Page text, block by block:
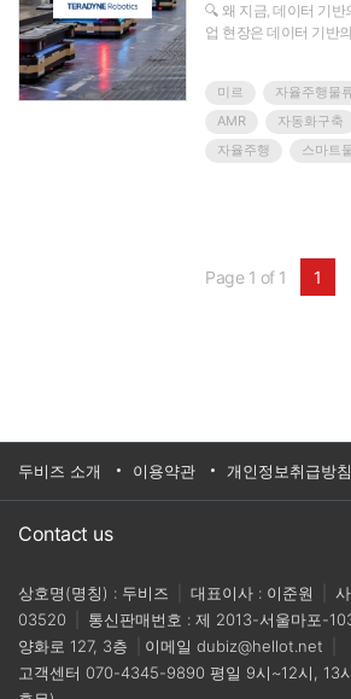
🔍 왜 지금, 데이터 기
업 현장은 데이터 기반
AMR(자율주행로봇)이
습니다.AMR은 단순한
협업과 작업 안정성을
기반의 스마트 팩토리
미르 자율주행물
AMR
자동화구축
자율주행
스마트
Page 1 of 1 1
두비즈 소개 이용약관 개인정보취급방침
Contact us
상호명(명칭) : 두비즈 대표이사 : 이준원
03520
통신판매번호 : 제 2013-서울마포-
양화로 127, 3층
이메일 dubiz@hellot.net
고객센터 070-4345-9890 평일 9시~12시, 13